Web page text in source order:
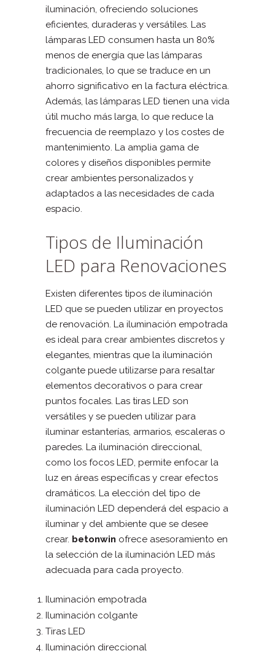
iluminación, ofreciendo soluciones
eficientes, duraderas y versátiles. Las
lámparas LED consumen hasta un 80%
menos de energía que las lámparas
tradicionales, lo que se traduce en un
ahorro significativo en la factura eléctrica.
Además, las lámparas LED tienen una vida
útil mucho más larga, lo que reduce la
frecuencia de reemplazo y los costes de
mantenimiento. La amplia gama de
colores y diseños disponibles permite
crear ambientes personalizados y
adaptados a las necesidades de cada
espacio.
Tipos de Iluminación
LED para Renovaciones
Existen diferentes tipos de iluminación
LED que se pueden utilizar en proyectos
de renovación. La iluminación empotrada
es ideal para crear ambientes discretos y
elegantes, mientras que la iluminación
colgante puede utilizarse para resaltar
elementos decorativos o para crear
puntos focales. Las tiras LED son
versátiles y se pueden utilizar para
iluminar estanterías, armarios, escaleras o
paredes. La iluminación direccional,
como los focos LED, permite enfocar la
luz en áreas específicas y crear efectos
dramáticos. La elección del tipo de
iluminación LED dependerá del espacio a
iluminar y del ambiente que se desee
crear. betonwin ofrece asesoramiento en
la selección de la iluminación LED más
adecuada para cada proyecto.
Iluminación empotrada
Iluminación colgante
Tiras LED
Iluminación direccional